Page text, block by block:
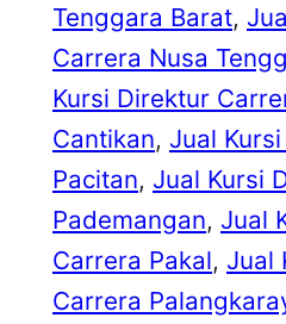
Tenggara Barat,
Carrera Nusa
Kursi Direktur
Cantikan, Jual
Pacitan, Jual Kursi
Pademangan, Jual
Carrera Pakal, Jual
Carrera